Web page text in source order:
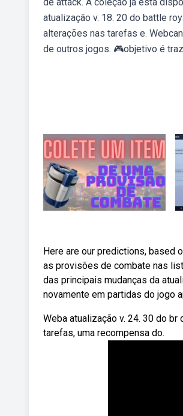
atualização v. 18. 20 do battle
alterações nas tarefas e.
de outros jogos. 🎮objetivo é
Here are our predictions, based
as provisões de combate nas
das principais mudanças da
novamente em partidas do jogo
Weba atualização v. 24. 30 do
tarefas, uma recompensa do.